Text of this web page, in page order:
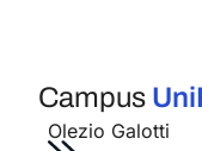
Campus
Olezio Galotti